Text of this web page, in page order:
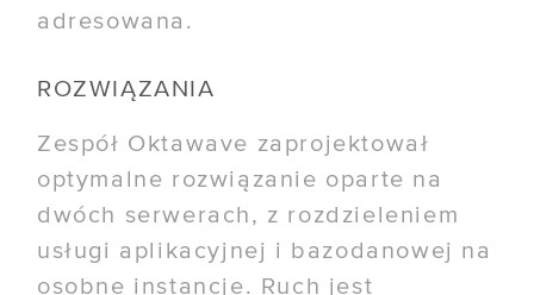
adresowana.
ROZWIĄZANIA
Zespół Oktawave zaprojektował
optymalne rozwiązanie oparte na
dwóch serwerach, z rozdzieleniem
usługi aplikacyjnej i bazodanowej na
osobne instancje. Ruch jest